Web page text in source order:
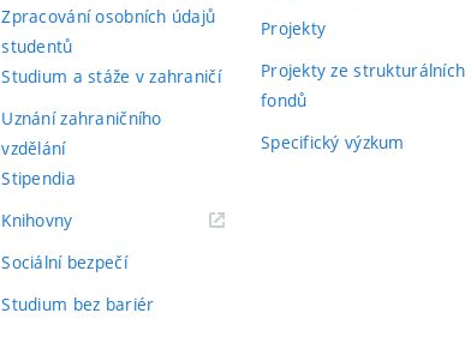
Zpracování osobních údajů
studentů
Studium a stáže v zahraničí
Uznání zahraničního
vzdělání
Stipendia
Knihovny(externí
Sociální bezpečí
Studium bez bariér
Projekty
Projekty ze strukturálních
fondů
Specifický výzkum